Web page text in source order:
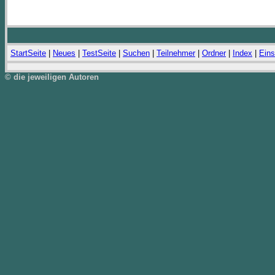
StartSeite Neues TestSeite Suchen Teilnehmer| Ordner| Index
© die jeweiligen Autoren